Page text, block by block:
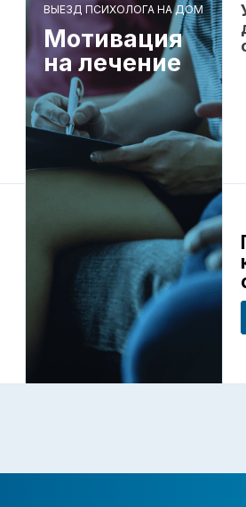
ВЫЕЗД ПСИХОЛОГА НА ДОМ
Мотивация
на лечение